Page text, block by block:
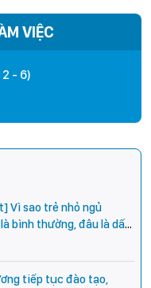
VIỆC
- 6)
Vì sao trẻ nhỏ ngủ
bình thường, đâu là dấu
tiếp tục đào tạo,